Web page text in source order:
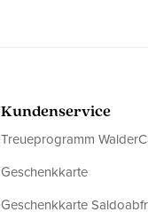
Kundenservice
Treueprogramm
Geschenkkarte
Geschenkkarte